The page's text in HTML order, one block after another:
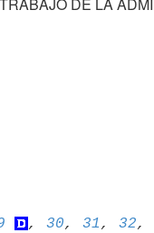
, 30, 31 , 32